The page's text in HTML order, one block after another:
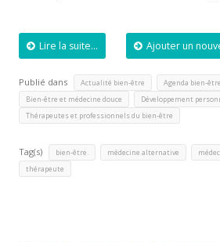
Lire la suite... Ajouter un
Publié dans Actualité bien-être Agenda bien-être
Bien-être et médecine douce Développement
Thérapeutes et professionnels du bien-être
Tag(s) bien-être. médecine alternative
thérapeute